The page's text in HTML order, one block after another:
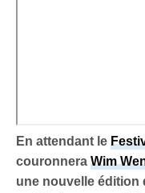
En attendant le
couronneraWim
une nouvelle édition